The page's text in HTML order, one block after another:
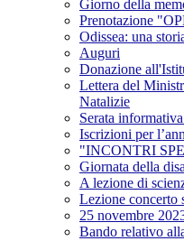
Giorno della
Prenotazione
Odissea: una
Auguri
Donazione
Lettera del
Natalizie
Serata
Iscrizioni per
"INCONTRI
Giornata della
A lezione di
Lezione concerto
25 novembre
Bando relativo